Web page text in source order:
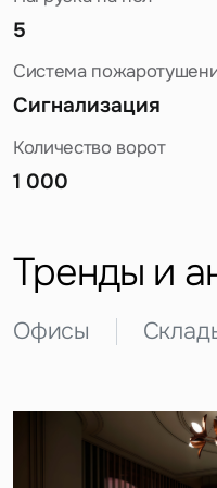
5
Система
Сигнализация
Количество ворот
1 000
Тренды и
Офисы
Задайте
Предложение
Это обязательное поле